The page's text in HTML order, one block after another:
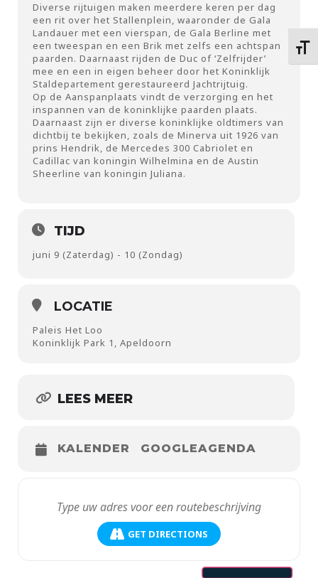
Diverse rijtuigen maken meerdere keren per dag
een rit over het Stallenplein, waaronder de Gala
Landauer met een vierspan, de Gala Berline met
een tweespan en een Brik met zelfs een achtspan
paarden. Daarnaast rijden de Duc of ‘Zelfrijder’
mee en een in eigen beheer door het Koninklijk
Staldepartement gerestaureerd Jachtrijtuig.
Op de Aanspanplaats vindt de verzorging en het
inspannen van de koninklijke paarden plaats.
Daarnaast zijn er diverse koninklijke oldtimers van
dichtbij te bekijken, zoals de Minerva uit 1926 van
prins Hendrik, de Mercedes 300 Cabriolet en
Cadillac van koningin Wilhelmina en de Austin
Sheerline van koningin Juliana.
TIJD
juni 9 (Zaterdag) - 10 (Zondag)
LOCATIE
Paleis Het Loo
Koninklijk Park 1, Apeldoorn
LEES MEER
KALENDER GOOGLEAGENDA
GET DIRECTIONS